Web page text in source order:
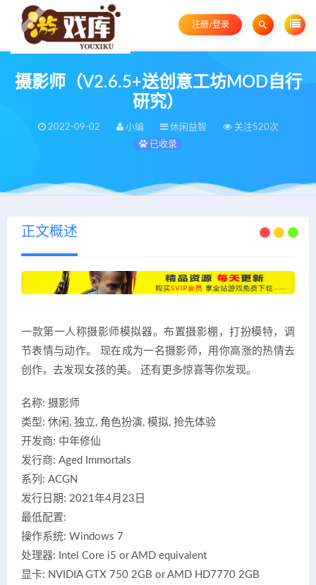
注册/登录
摄影师（V2.6.5+送创意工坊MOD自行
研究）
2022-09-02 小编 休闲益智
关注520次
已收录
正文概述
一款第一人称摄影师模拟器。布置摄影棚，打扮模特，调
节表情与动作。 现在成为一名摄影师，用你高涨的热情去
创作，去发现女孩的美。 还有更多惊喜等你发现。
名称: 摄影师
类型: 休闲, 独立, 角色扮演, 模拟, 抢先体验
开发商: 中年修仙
发行商: Aged Immortals
系列: ACGN
发行日期: 2021年4月23日
最低配置:
操作系统: Windows 7
处理器: Intel Core i5 or AMD equivalent
显卡: NVIDIA GTX 750 2GB or AMD HD7770 2GB